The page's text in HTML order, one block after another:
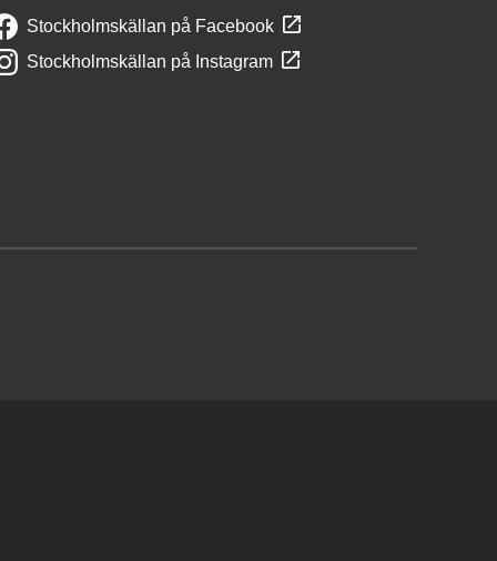
Stockholmskällan på Facebook
Stockholmskällan på Instagram